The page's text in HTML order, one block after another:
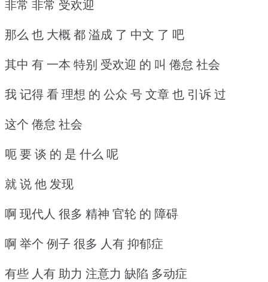
非常 非常 受欢迎
那么 也 大概 都 溢成 了 中文 了 吧
其中 有 一本 特别 受欢迎 的 叫 倦怠 社会
我 记得 看 理想 的 公众 号 文章 也 引诉 过
这个 倦怠 社会
呃 要 谈 的 是 什么 呢
就 说 他 发现
啊 现代人 很多 精神 官轮 的 障碍
啊 举个 例子 很多 人有 抑郁症
有些 人有 助力 注意力 缺陷 多动症